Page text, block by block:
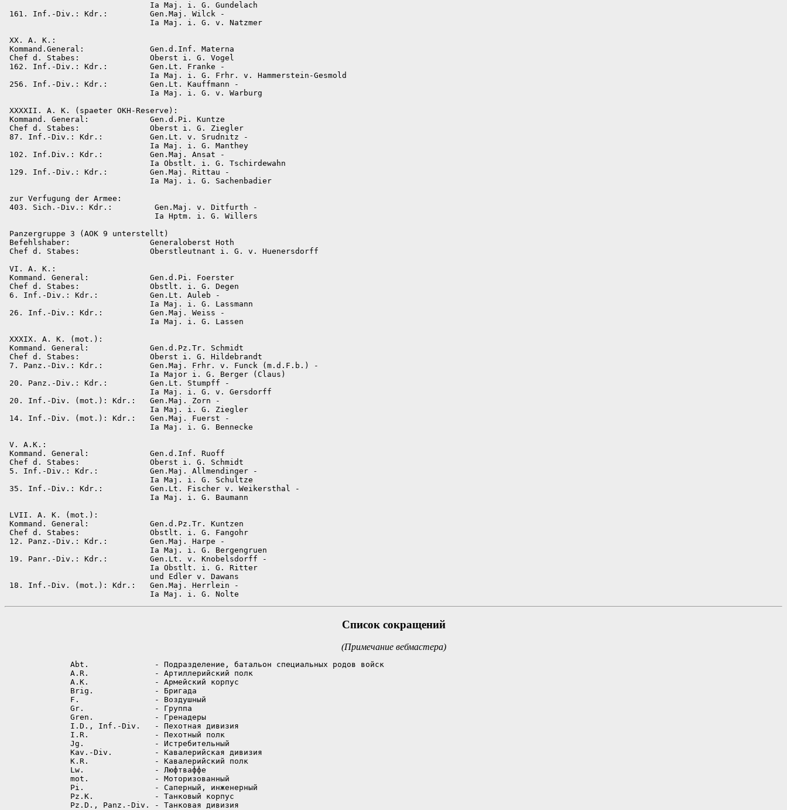
                               Ia Maj. i. G. Gundelach
161. Inf.-Div.: Kdr.:         Gen.Maj. Wilck -
                               Ia Maj. i. G. v. Natzmer
XX. A. K.:
Kommand.General:              Gen.d.Inf. Materna
Chef d. Stabes:               Oberst i. G. Vogel
162. Inf.-Div.: Kdr.:         Gen.Lt. Franke -
                               Ia Maj. i. G. Frhr. v. Hammerstein-Gesmold
256. Inf.-Div.: Kdr.:         Gen.Lt. Kauffmann -
                               Ia Maj. i. G. v. Warburg
XXXXII. A. K. (spaeter OKH-Reserve):
Kommand. General:             Gen.d.Pi. Kuntze
Chef d. Stabes:               Oberst i. G. Ziegler
87. Inf.-Div.: Kdr.:          Gen.Lt. v. Srudnitz -
                               Ia Maj. i. G. Manthey
102. Inf.Div.: Kdr.:          Gen.Maj. Ansat -
                               Ia Obstlt. i. G. Tschirdewahn
129. Inf.-Div.: Kdr.:         Gen.Maj. Rittau -
                               Ia Maj. i. G. Sachenbadier
zur Verfugung der Armee:
403. Sich.-Div.: Kdr.:         Gen.Maj. v. Ditfurth -
                                Ia Hptm. i. G. Willers
Panzergruppe 3 (AOK 9 unterstellt)
Befehlshaber:                 Generaloberst Hoth
Chef d. Stabes:               Oberstleutnant i. G. v. Huenersdorff
VI. A. K.:
Kommand. General:             Gen.d.Pi. Foerster
Chef d. Stabes:               Obstlt. i. G. Degen
6. Inf.-Div.: Kdr.:           Gen.Lt. Auleb -
                               Ia Maj. i. G. Lassmann
26. Inf.-Div.: Kdr.:          Gen.Maj. Weiss -
                               Ia Maj. i. G. Lassen
XXXIX. A. K. (mot.):
Kommand. General:             Gen.d.Pz.Tr. Schmidt
Chef d. Stabes:               Oberst i. G. Hildebrandt
7. Panz.-Div.: Kdr.:          Gen.Maj. Frhr. v. Funck (m.d.F.b.) -
                               Ia Major i. G. Berger (Claus)
20. Panz.-Div.: Kdr.:         Gen.Lt. Stumpff -
                               Ia Maj. i. G. v. Gersdorff
20. Inf.-Div. (mot.): Kdr.:   Gen.Maj. Zorn -
                               Ia Maj. i. G. Ziegler
14. Inf.-Div. (mot.): Kdr.:   Gen.Maj. Fuerst -
                               Ia Maj. i. G. Bennecke
V. A.K.:
Kommand. General:             Gen.d.Inf. Ruoff
Chef d. Stabes:               Oberst i. G. Schmidt
5. Inf.-Div.: Kdr.:           Gen.Maj. Allmendinger -
                               Ia Maj. i. G. Schultze
35. Inf.-Div.: Kdr.:          Gen.Lt. Fischer v. Weikersthal -
                               Ia Maj. i. G. Baumann
LVII. А. К. (mot.):
Kommand. General:             Gen.d.Pz.Tr. Kuntzen
Chef d. Stabes:               Obstlt. i. G. Fangohr
12. Panz.-Div.: Kdr.:         Gen.Maj. Harpe -
                               Ia Maj. i. G. Bergengruen
19. Panr.-Div.: Kdr.:         Gen.Lt. v. Knobelsdorff -
                               Ia Obstlt. i. G. Ritter
                               und Edler v. Dawans
18. Inf.-Div. (mot.): Kdr.:   Gen.Maj. Herrlein -
Список сокращений
(Примечание вебмастера)
              Abt.              - Подразделение, батальон специальных родов войск
              A.R.              - Артиллерийский полк
              A.K.              - Армейский корпус
              Brig.             - Бригада
              F.                - Воздушный
              Gr.               - Группа
              Gren.             - Гренадеры
              I.D., Inf.-Div.   - Пехотная дивизия
              I.R.              - Пехотный полк
              Jg.               - Истребительный
              Kav.-Div.         - Кавалерийская дивизия
              K.R.              - Кавалерийский полк
              Lw.               - Люфтваффе
              mot.              - Моторизованный
              Pi.               - Саперный, инженерный
              Pz.K.             - Танковый корпус
              Pz.D., Panz.-Div. - Танковая дивизия